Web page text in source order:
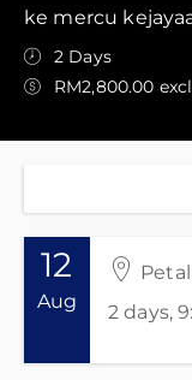
ke mercu
2 Days
RM2,800.00
12
Aug
2 days,